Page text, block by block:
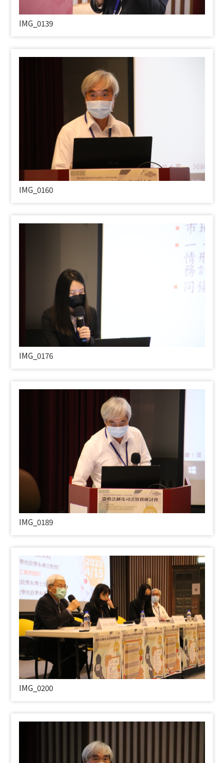
IMG_0139
IMG_0160
IMG_0176
IMG_0189
IMG_0200